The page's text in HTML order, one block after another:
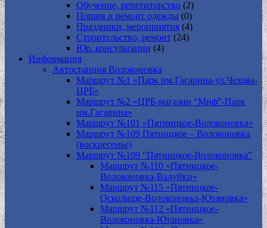
Обучение, репетиторство (2)
Пошив и ремонт одежды (0)
Праздники, мероприятия (4)
Строительство, ремонт (24)
Юр. консультации (4)
Информация
Автостанция Волоконовка
Маршрут №1 «Парк им.Гагарина-ул.Чехова-
ЦРБ»
Маршрут №2 «ЦРБ-магазин “Миф”-Парк
им.Гагарина»
Маршрут №101 «Пятницкое-Волоконовка»
Маршрут №109 Пятницкое – Волоконовка
(воскресенье)
Маршрут №109 “Пятницкое-Волоконовка”
Маршрут №110 «Пятницкое-
Волоконовка-Валуйки»
Маршрут №115 «Пятницкое-
Осколище-Волоконовка-Ютановка»
Маршрут №112 «Пятницкое-
Волоконовка-Ютановка»